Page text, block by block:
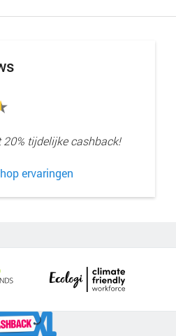
tijdelijke cashback!
ervaringen